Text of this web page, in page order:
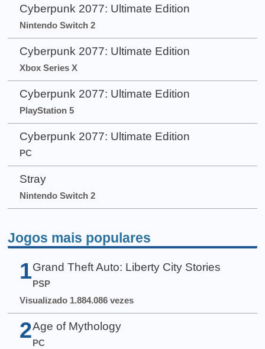
Cyberpunk 2077: Ultimate Edition
Nintendo Switch 2
Cyberpunk 2077: Ultimate Edition
Xbox Series X
Cyberpunk 2077: Ultimate Edition
PlayStation 5
Cyberpunk 2077: Ultimate Edition
PC
Stray
Nintendo Switch 2
Jogos mais populares
1 Grand Theft Auto: Liberty City Stories
PSP
Visualizado 1.884.086 vezes
2 Age of Mythology
PC